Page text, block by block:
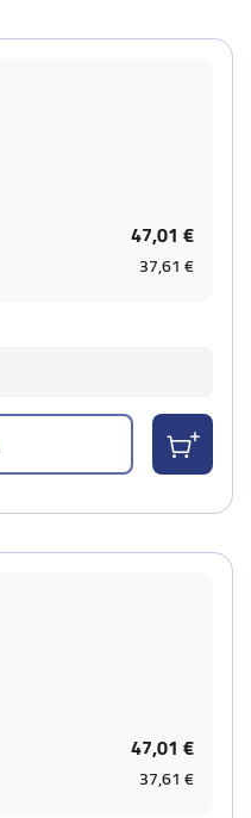
47,01 €
37,61 €
47,01 €
37,61 €